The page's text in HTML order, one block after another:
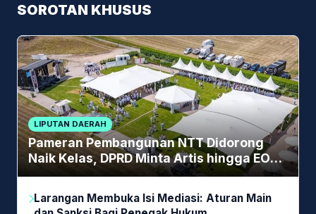
SOROTAN KHUSUS
LIPUTAN DAERAH
Pameran Pembangunan NTT Didorong
Naik Kelas, DPRD Minta Artis hingga EO
Lokal Jadi Prioritas
Larangan Membuka Isi Mediasi: Aturan Main